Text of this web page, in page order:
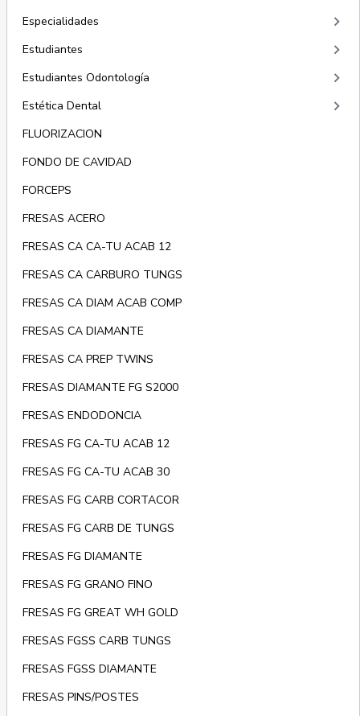
Especialidades keyboard_arrow_right
Estudiantes keyboard_arrow_right
Estudiantes Odontología keyboard_arrow_right
Estética Dental keyboard_arrow_right
FLUORIZACION
FONDO DE CAVIDAD
FORCEPS
FRESAS ACERO
FRESAS CA CA-TU ACAB 12
FRESAS CA CARBURO TUNGS
FRESAS CA DIAM ACAB COMP
FRESAS CA DIAMANTE
FRESAS CA PREP TWINS
FRESAS DIAMANTE FG S2000
FRESAS ENDODONCIA
FRESAS FG CA-TU ACAB 12
FRESAS FG CA-TU ACAB 30
FRESAS FG CARB CORTACOR
FRESAS FG CARB DE TUNGS
FRESAS FG DIAMANTE
FRESAS FG GRANO FINO
FRESAS FG GREAT WH GOLD
FRESAS FGSS CARB TUNGS
FRESAS FGSS DIAMANTE
FRESAS PINS/POSTES